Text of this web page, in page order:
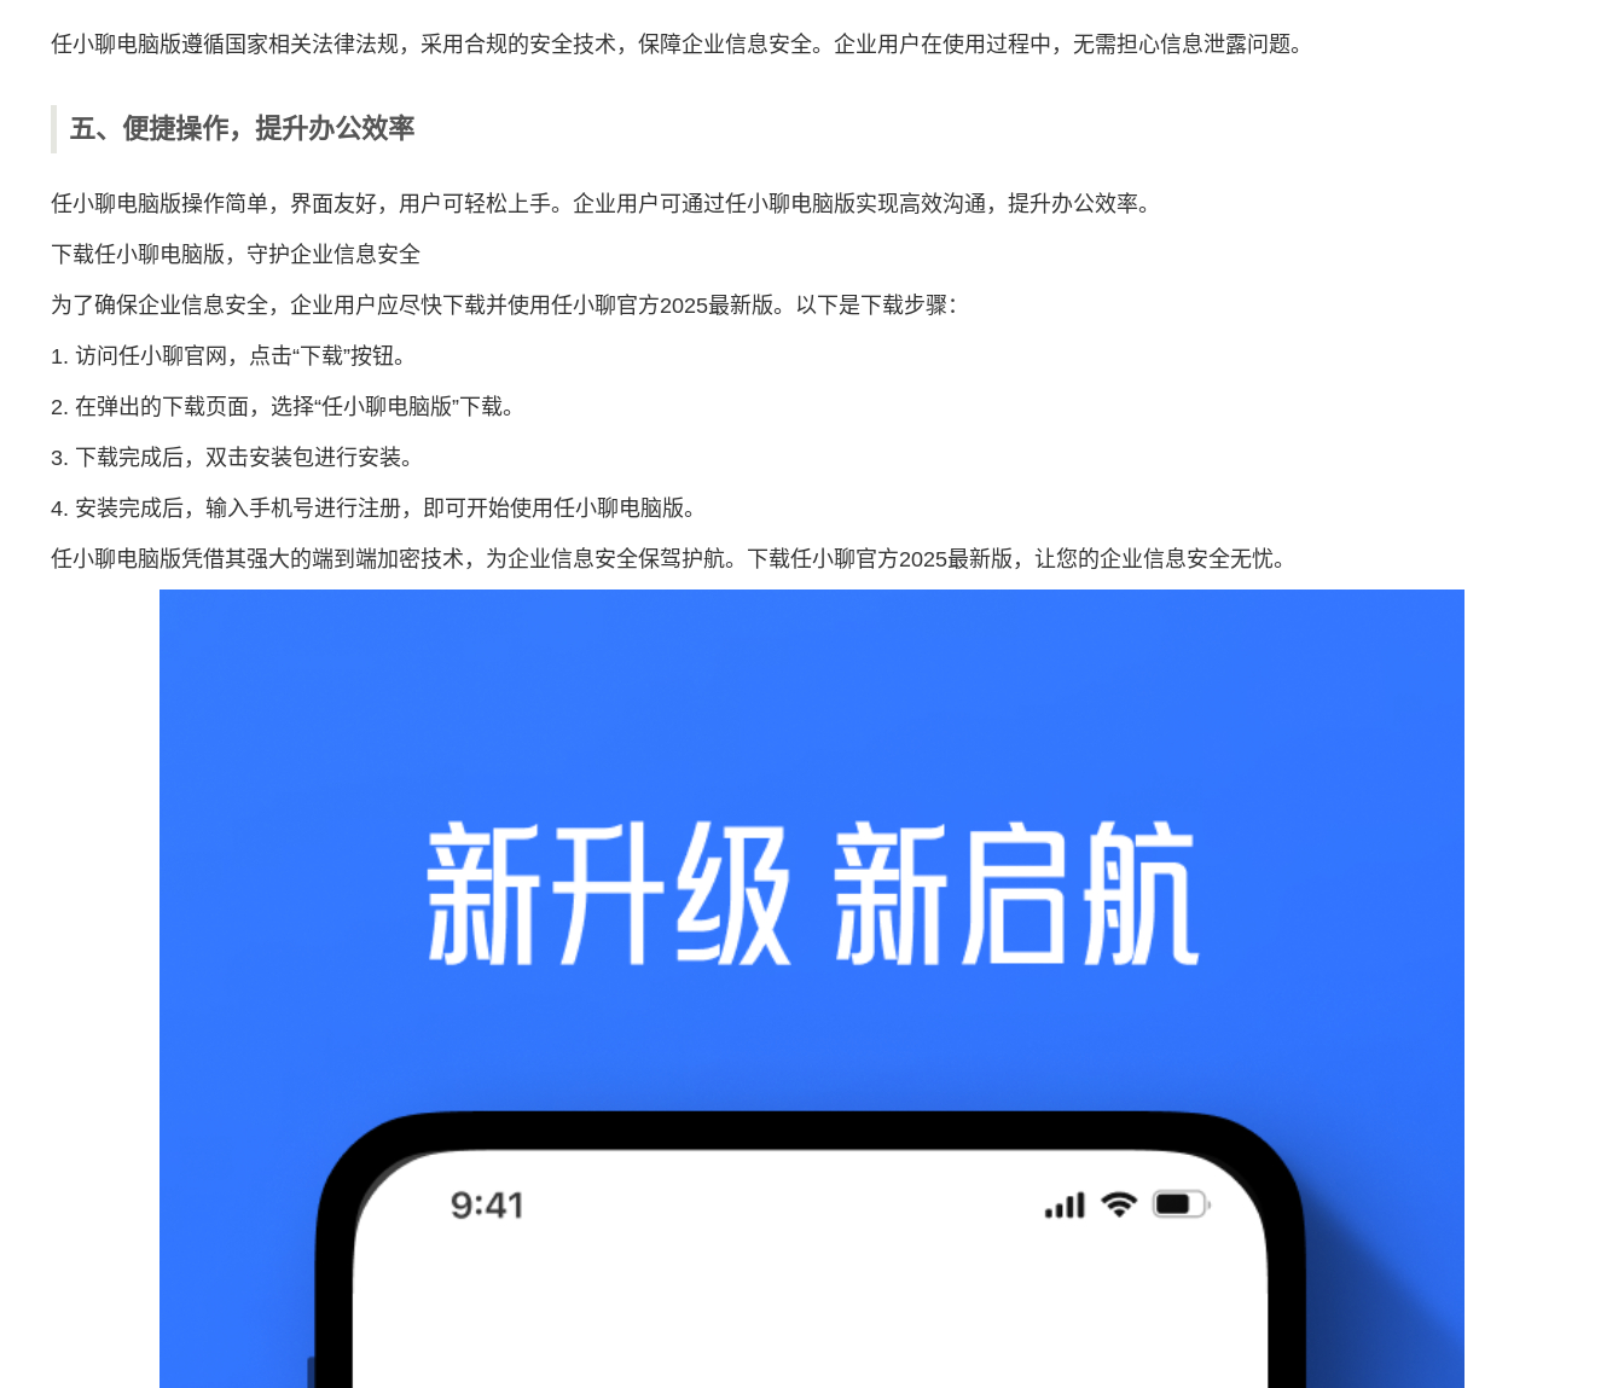
任小聊电脑版遵循国家相关法律法规，采用合规的安全技术，保障企业信息安全。企业用户在使用过程中，无需担心信息泄露问题。
五、便捷操作，提升办公效率
任小聊电脑版操作简单，界面友好，用户可轻松上手。企业用户可通过任小聊电脑版实现高效沟通，提升办公效率。
下载任小聊电脑版，守护企业信息安全
为了确保企业信息安全，企业用户应尽快下载并使用任小聊官方2025最新版。以下是下载步骤：
1. 访问任小聊官网，点击“下载”按钮。
2. 在弹出的下载页面，选择“任小聊电脑版”下载。
3. 下载完成后，双击安装包进行安装。
4. 安装完成后，输入手机号进行注册，即可开始使用任小聊电脑版。
任小聊电脑版凭借其强大的端到端加密技术，为企业信息安全保驾护航。下载任小聊官方2025最新版，让您的企业信息安全无忧。